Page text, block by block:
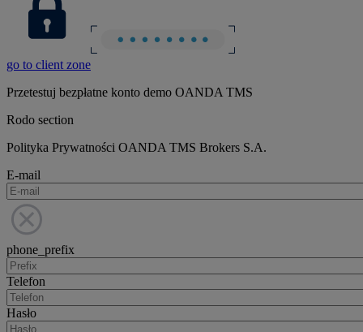
go to client zone
Przetestuj bezpłatne konto demo OANDA TMS
Rodo section
Polityka Prywatności OANDA TMS Brokers S.A.
E-mail
phone_prefix
Telefon
Hasło